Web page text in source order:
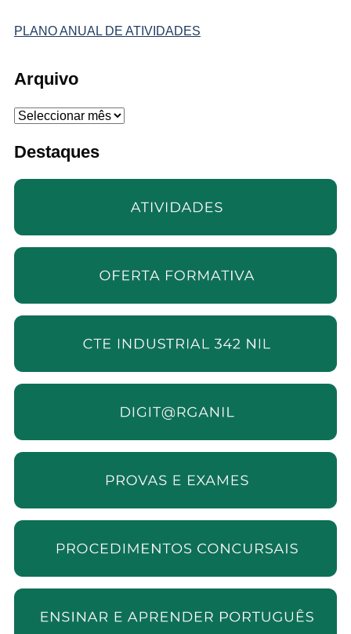
PLANO ANUAL DE ATIVIDADES
Arquivo
Arquivo
Destaques